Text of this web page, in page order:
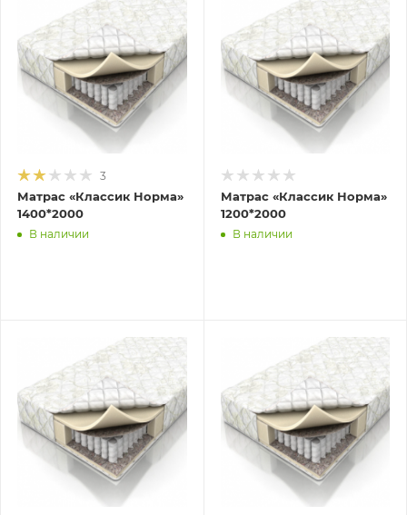
3
Матрас «Классик Норма»
1400*2000
В наличии
Матрас «Классик Норма»
1200*2000
В наличии